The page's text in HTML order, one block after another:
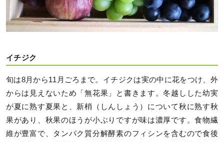
イチジク
旬は8月から11月ごろまで。イチジクは実の中に花をつけ、外
からは見えないため「無花果」と書きます。冬越しした幼実
が夏に熟す夏果と、新梢（しんしょう）について秋に熟す秋
果があり、秋果のほうが小ぶりですが味は濃厚です。食物繊
維が豊富で、タンパク質分解酵素のフィシンを含むので食後